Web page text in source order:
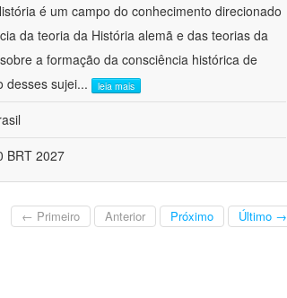
é um campo do conhecimento direcionado
da teoria da História alemã e das teorias da
a formação da consciência histórica de
desses sujei... leia mais
BRT 2027
← Primeiro Anterior Próximo Último →